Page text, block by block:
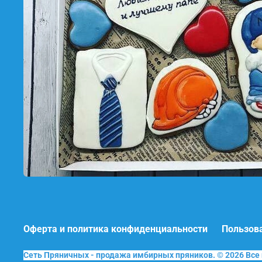
Оферта и политика конфиденциальности
Сеть Пряничных - продажа имбирных пряников. © 2026